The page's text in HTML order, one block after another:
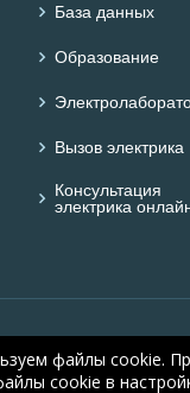
База данных
Образование
Вызов электрика
Консультация
электрика
electric.ru,
файлы cookie.
cookie в